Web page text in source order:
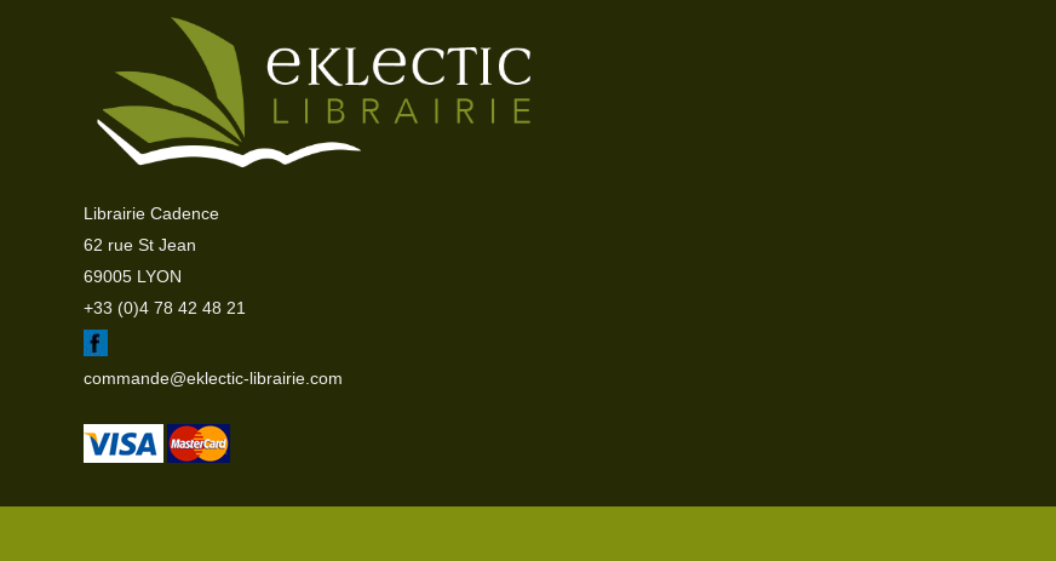
Librairie Cadence
62 rue St Jean
69005 LYON
+33 (0)4 78 42 48 21
commande@eklectic-librairie.com